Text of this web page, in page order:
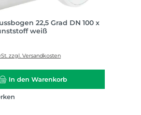
22,5 Grad DN 100 x
weiß
zzgl. Versandkosten
In den Warenkorb